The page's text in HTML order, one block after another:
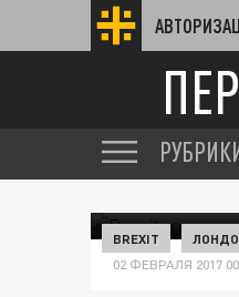
BREXIT
02 ФЕВРАЛЯ 2017